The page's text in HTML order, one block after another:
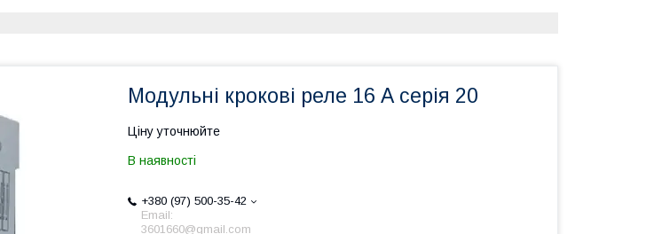
Модульні крокові реле 16 А серія 20
Ціну уточнюйте
В наявності
+380 (97) 500-35-42
Email:
3601660@gmail.com